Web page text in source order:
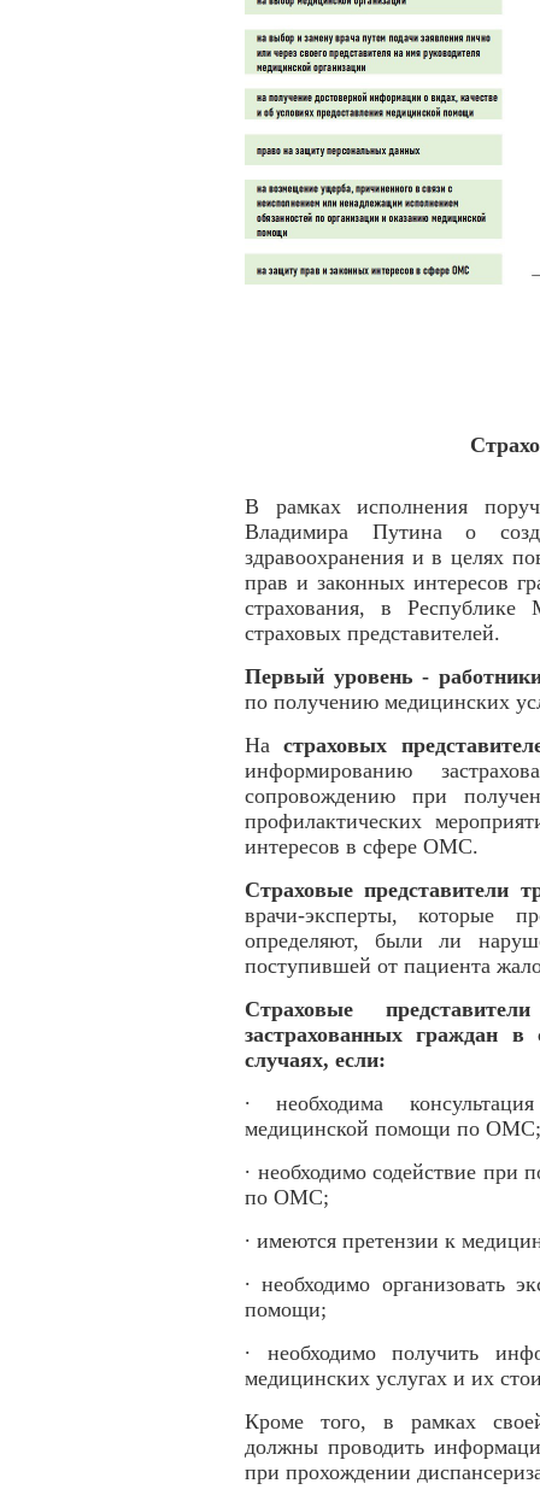
В рамках исполнения
Владимира Путина о
здравоохранения и в целях
прав и законных интересов
страхования, в Республике
страховых представителей.
Первый уровень -
по получению медицинских
Настраховых
информированию
сопровождению при
профилактических
интересов в сфере ОМС.
Страховые представители
врачи-эксперты, которые
определяют, были ли
поступившей от пациента
Страховые
застрахованных граждан
случаях, если:
∙ необходима
медицинской помощи по ОМС;
∙ необходимо содействие
по ОМС;
∙ имеются претензии к
∙ необходимо организовать
помощи;
∙ необходимо получить
медицинских услугах и их
Кроме того, в рамках своей
должны проводить
при прохождении